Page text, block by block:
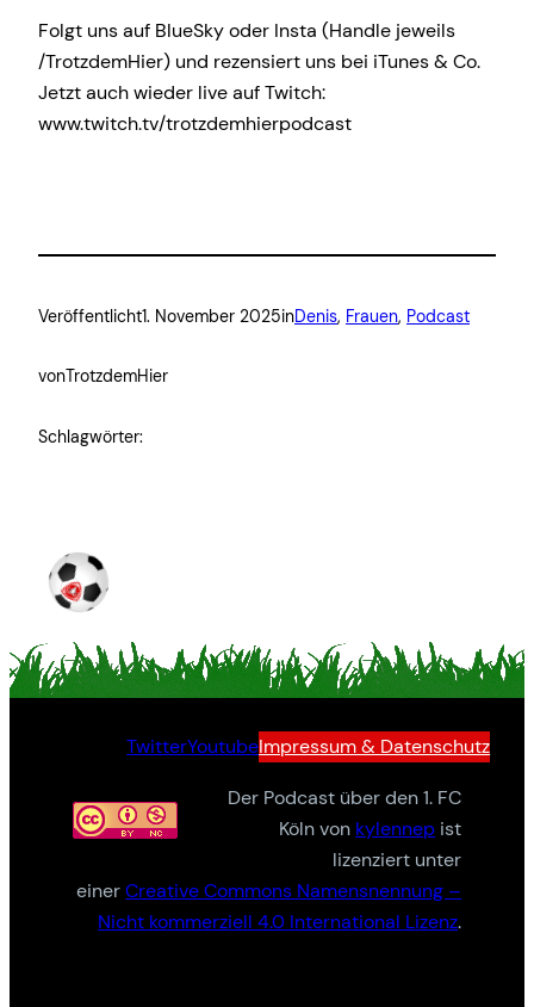
Folgt uns auf BlueSky oder Insta (Handle jeweils
/TrotzdemHier) und rezensiert uns bei iTunes & Co.
Jetzt auch wieder live auf Twitch:
www.twitch.tv/trotzdemhierpodcast
Veröffentlicht1. November 2025inDenis, Frauen, Podcast
vonTrotzdemHier
Schlagwörter:
TwitterYoutubeImpressum & Datenschutz
Der Podcast über den 1. FC
Köln von kylennep ist
lizenziert unter
einerCreative Commons Namensnennung –
Nicht kommerziell 4.0 International Lizenz.